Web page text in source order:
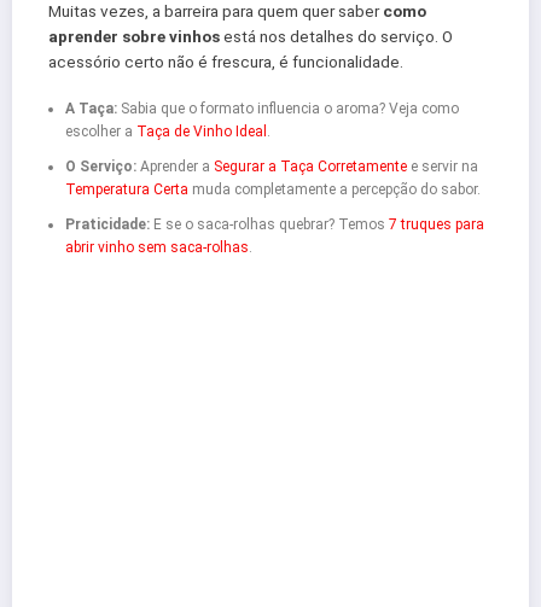
Muitas vezes, a barreira para quem quer sabercomo
aprender sobre vinhosestá nos detalhes do serviço. O
acessório certo não é frescura, é funcionalidade.
A Taça:Sabia que o formato influencia o aroma? Veja como
escolher a Taça de Vinho Ideal .
O Serviço:Aprender a Segurar a Taça Corretamentee servir na
Temperatura Certa muda completamente a percepção do sabor.
Praticidade:E se o saca-rolhas quebrar? Temos 7 truques para
abrir vinho sem saca-rolhas.